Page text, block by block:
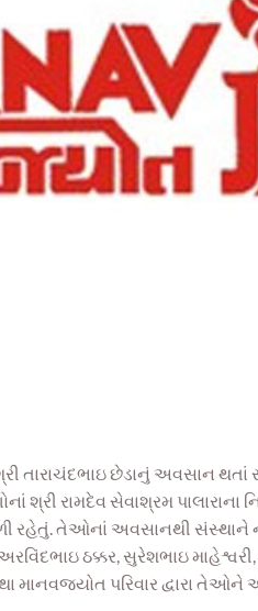
છેડાનું અવસાન થતાં
શ્રી રામદેવ સેવાશ્રમ પાલારાના
રહેતું. તેઓનાં અવસાનથી સંસ્થાને
ઠક્કર, સુરેશભાઇ
માનવજ્યોત પરિવાર દ્વારા